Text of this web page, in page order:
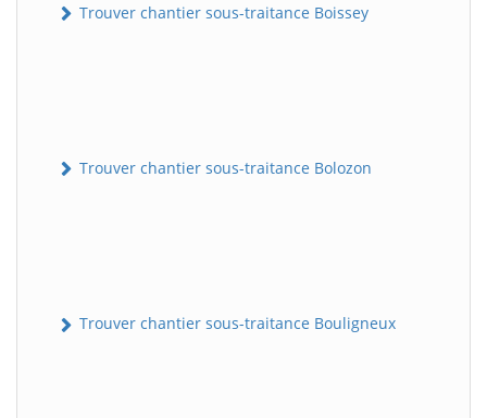
Trouver chantier sous-traitance Boissey
Trouver chantier sous-traitance Bolozon
Trouver chantier sous-traitance Bouligneux